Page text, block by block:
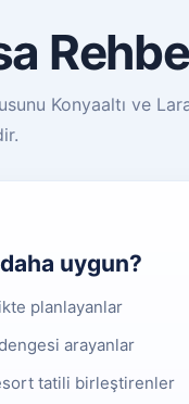
Konyaaltı ve
uygun?
planlayanlar
arayanlar
tatili birleştirenler